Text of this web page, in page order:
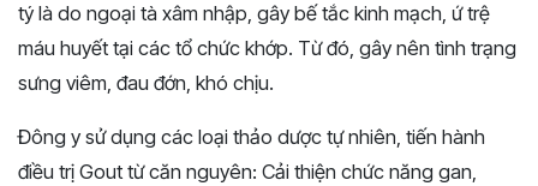
tý là do ngoại tà xâm nhập, gây bế tắc kinh mạch, ứ trệ
máu huyết tại các tổ chức khớp. Từ đó, gây nên tình trạng
sưng viêm, đau đớn, khó chịu.
Đông y sử dụng các loại thảo dược tự nhiên, tiến hành
điều trị Gout từ căn nguyên: Cải thiện chức năng gan,